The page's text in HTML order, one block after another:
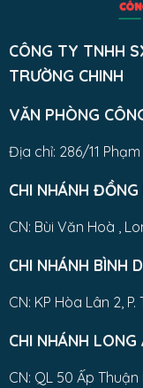
CÔNG TY TNHH
TRƯỜNG CHINH
VĂN PHÒNG
Địa chỉ: 286/11
CHI NHÁNH ĐỒNG
CN: Bùi Văn Hoà ,
CHI NHÁNH BÌNH
CN: KP Hòa Lân 2,
CHI NHÁNH LONG
CN: QL 50 Ấp